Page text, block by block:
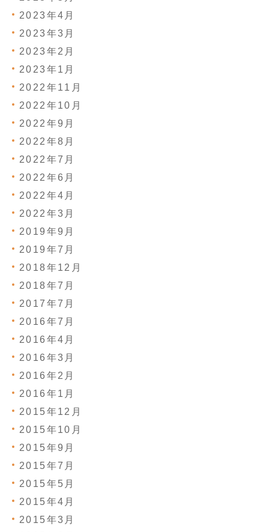
2023年4月
2023年3月
2023年2月
2023年1月
2022年11月
2022年10月
2022年9月
2022年8月
2022年7月
2022年6月
2022年4月
2022年3月
2019年9月
2019年7月
2018年12月
2018年7月
2017年7月
2016年7月
2016年4月
2016年3月
2016年2月
2016年1月
2015年12月
2015年10月
2015年9月
2015年7月
2015年5月
2015年4月
2015年3月